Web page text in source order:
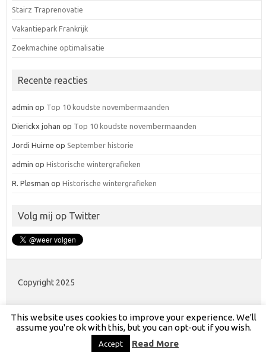
Stairz Traprenovatie
Vakantiepark Frankrijk
Zoekmachine optimalisatie
Recente reacties
admin op Top 10 koudste novembermaanden
Dierickx johan op Top 10 koudste novembermaanden
Jordi Huirne op September historie
admin op Historische wintergrafieken
R. Plesman op Historische wintergrafieken
Volg mij op Twitter
Copyright 2025
This website uses cookies to improve your experience. We'll
assume you're ok with this, but you can opt-out if you wish.
Accept Read More